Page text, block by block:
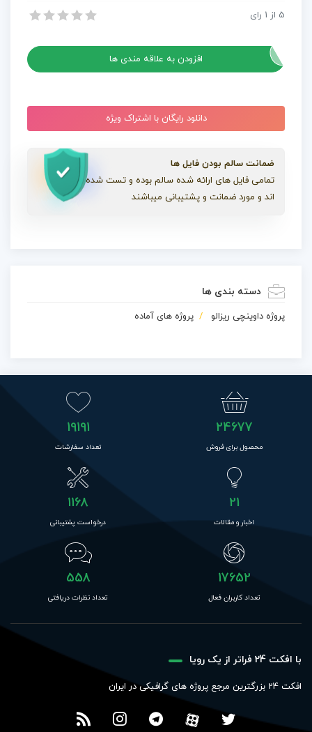
پروژه آماده داوینچی ریزالو اوپنر ورزشی اکشن
5 از 1 رای
افزودن به علاقه مندی ها
دانلود رایگان با اشتراک ویژه
ضمانت سالم بودن فایل ها
تمامی فایل های ارائه شده سالم بوده و تست شده
اند و مورد ضمانت و پشتیبانی میباشند
دسته بندی ها
پروژه داوینچی ریزالو پروژه های آماده
24677
محصول برای فروش
19191
تعداد سفارشات
21
اخبار و مقالات
1168
درخواست پشتیبانی
17652
تعداد کاربران فعال
558
تعداد نظرات دریافتی
با افکت 24 فراتر از یک رویا
افکت 24 بزرگترین مرجع پروژه های گرافیکی در ایران